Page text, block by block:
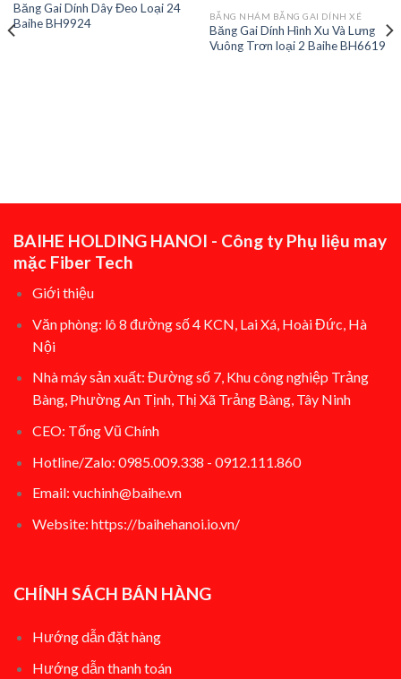
Băng Gai Dính Dây Đeo Loại 24
Baihe BH9924
BĂNG NHÁM BĂNG GAI DÍNH XÉ
Băng Gai Dính Hình Xu Và Lưng
Vuông Trơn loại 2 Baihe BH6619
BAIHE HOLDING HANOI - Công ty Phụ liệu may
mặc Fiber Tech
Giới thiệu
Văn phòng: lô 8 đường số 4 KCN, Lai Xá, Hoài Đức, Hà
Nội
Nhà máy sản xuất: Đường số 7, Khu công nghiệp Trảng
Bàng, Phường An Tịnh, Thị Xã Trảng Bàng, Tây Ninh
CEO: Tống Vũ Chính
Hotline/Zalo: 0985.009.338 - 0912.111.860
Email: vuchinh@baihe.vn
Website: https://baihehanoi.io.vn/
CHÍNH SÁCH BÁN HÀNG
Hướng dẫn đặt hàng
Hướng dẫn thanh toán